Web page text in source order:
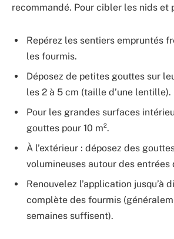
recommandé. Pour cibler les nids et
Repérez les sentiers empruntés
les fourmis.
Déposez de petites gouttes sur
les 2 à 5 cm (taille d’une lentille).
Pour les grandes surfaces
gouttes pour 10 m².
À l’extérieur : déposez des
volumineuses autour des entrées
Renouvelez l’application jusqu’à
complète des fourmis
semaines suffisent).